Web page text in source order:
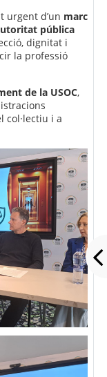
urgent d’un marc
pública
dignitat i
la professió
de la USOC,
col·lectiu i a